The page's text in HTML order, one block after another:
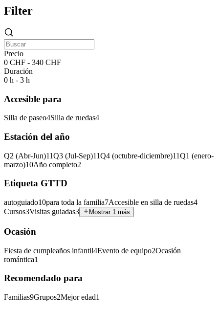
Filter
Precio
0 CHF - 340 CHF
Duración
0 h - 3 h
Accesible para
Silla de paseo4Silla de ruedas4
Estación del año
Q2 (Abr-Jun)11Q3 (Jul-Sep)11Q4 (octubre-diciembre)11Q1 (enero-
marzo)10Año completo2
Etiqueta GTTD
autoguiado10para toda la familia7Accesible en silla de ruedas4
Cursos3Visitas guiadas3 Mostrar 1 más
Ocasión
Fiesta de cumpleaños infantil4Evento de equipo2Ocasión
romántica1
Recomendado para
Familias9Grupos2Mejor edad1